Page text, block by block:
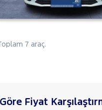
7 araç.
Fiyat